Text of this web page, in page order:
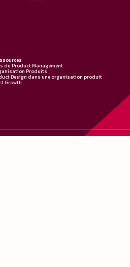
du Product Management
Produits
Design dans une organisation produit
Growth